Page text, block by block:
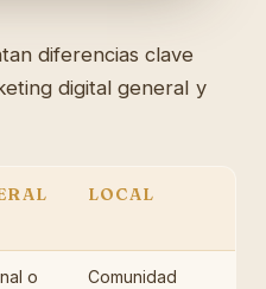
diferencias clave
digital general y
LOCAL
o
Comunidad